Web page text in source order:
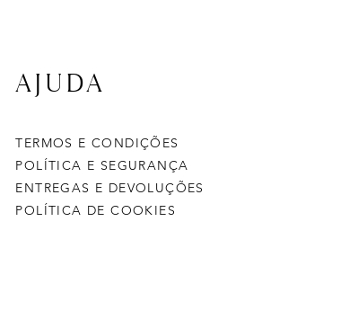
AJUDA
TERMOS E CONDIÇÕES
POLÍTICA E SEGURANÇA
ENTREGAS E DEVOLUÇÕES
POLÍTICA DE COOKIES